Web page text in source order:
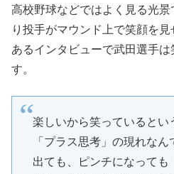
高校野球などではよく見る光景
り投手がマウンド上で笑顔を見
あるインタビューで武田選手は
す。
楽しいから笑っているとい
「プラス思考」の現れな
出ても、ピンチになっても